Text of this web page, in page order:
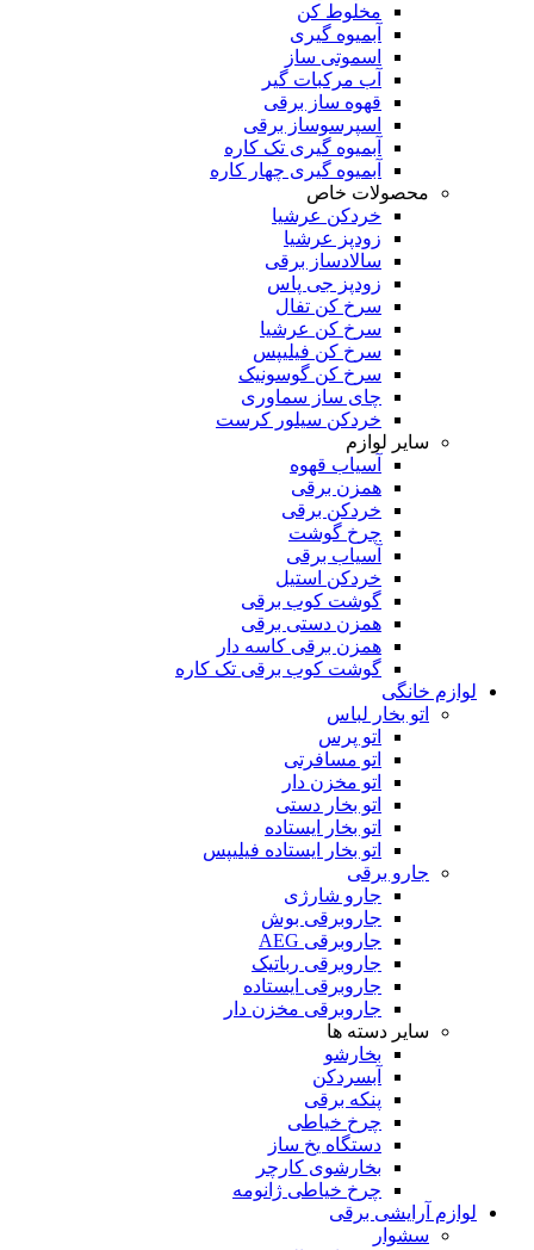
مخلوط کن
آبمیوه گیری
اسموتی ساز
آب مرکبات گیر
قهوه ساز برقی
اسپرسوساز برقی
آبمیوه گیری تک کاره
آبمیوه گیری چهار کاره
محصولات خاص
خردکن عرشیا
زودپز عرشیا
سالادساز برقی
زودپز جی پاس
سرخ کن تفال
سرخ کن عرشیا
سرخ کن فیلیپس
سرخ کن گوسونیک
چای ساز سماوری
خردکن سیلور کرست
سایر لوازم
آسیاب قهوه
همزن برقی
خردکن برقی
چرخ گوشت
آسیاب برقی
خردکن استیل
گوشت کوب برقی
همزن دستی برقی
همزن برقی کاسه دار
گوشت کوب برقی تک کاره
لوازم خانگی
اتو بخار لباس
اتو پرس
اتو مسافرتی
اتو مخزن دار
اتو بخار دستی
اتو بخار ایستاده
اتو بخار ایستاده فیلیپس
جارو برقی
جارو شارژی
جاروبرقی بوش
جاروبرقی AEG
جاروبرقی رباتیک
جاروبرقی ایستاده
جاروبرقی مخزن دار
سایر دسته ها
بخارشو
آبسردکن
پنکه برقی
چرخ خیاطی
دستگاه یخ ساز
بخارشوی کارچر
چرخ خیاطی ژانومه
لوازم آرایشی برقی
سشوار